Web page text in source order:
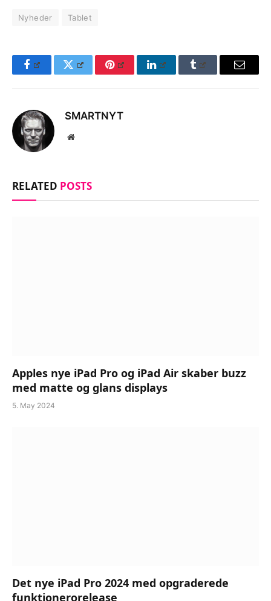
Nyheder Tablet
FacebookTwitter Pinterest LinkedInTumblr Email
SMARTNYT
Website
RELATED POSTS
Apples nye iPad Pro og iPad Air skaber buzz
med matte og glans displays
5. May 2024
Det nye iPad Pro 2024 med opgraderede
funktionerorelease